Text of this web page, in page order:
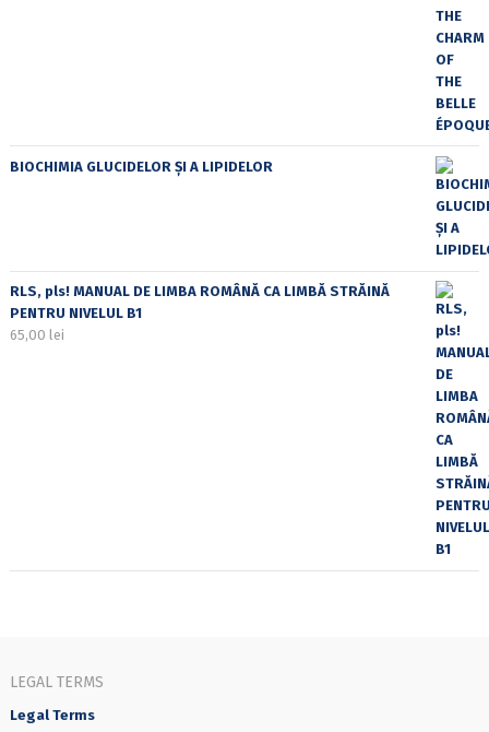
BIOCHIMIA GLUCIDELOR ȘI A LIPIDELOR
RLS, pls! MANUAL DE LIMBA ROMÂNĂ CA LIMBĂ STRĂINĂ
PENTRU NIVELUL B1
65,00 lei
LEGAL TERMS
Legal Terms